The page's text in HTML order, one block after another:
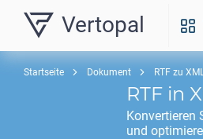
Vertopal
Startseite Dokument RTF zu
RTF in
Konvertieren
und